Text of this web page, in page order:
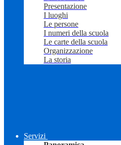
Presentazione
I luoghi
Le persone
I numeri della scuola
Le carte della scuola
Organizzazione
La storia
Servizi